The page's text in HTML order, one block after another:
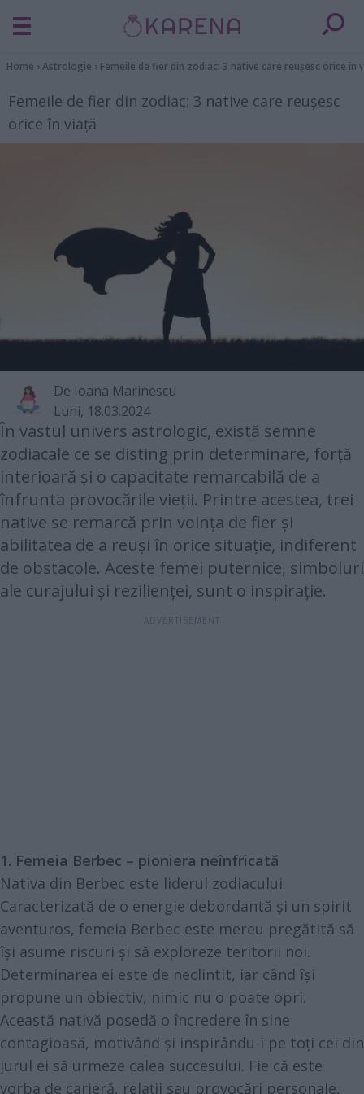
Home ›Astrologie › Femeile de fier din zodiac: 3 native care reușesc orice în
Femeile de fier din zodiac: 3 native care reușesc
orice în viață
De Ioana Marinescu
Luni, 18.03.2024
În vastul univers astrologic, există semne
zodiacale ce se disting prin determinare, forță
interioară și o capacitate remarcabilă de a
înfrunta provocările vieții. Printre acestea, trei
native se remarcă prin voința de fier și
abilitatea de a reuși în orice situație, indiferent
de obstacole. Aceste femei puternice, simboluri
ale curajului și rezilienței, sunt o inspirație.
1. Femeia Berbec – pioniera neînfricată
Nativa din Berbec este liderul zodiacului.
Caracterizată de o energie debordantă și un spirit
aventuros, femeia Berbec este mereu pregătită să
își asume riscuri și să exploreze teritorii noi.
Determinarea ei este de neclintit, iar când își
propune un obiectiv, nimic nu o poate opri.
Această nativă posedă o încredere în sine
contagioasă, motivând și inspirându-i pe toți cei din
jurul ei să urmeze calea succesului. Fie că este
vorba de carieră, relații sau provocări personale,